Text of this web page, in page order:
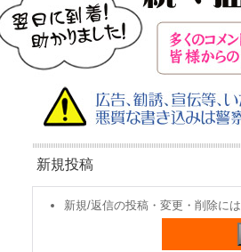
新規投稿
新規/返信の投稿・変更・削除に